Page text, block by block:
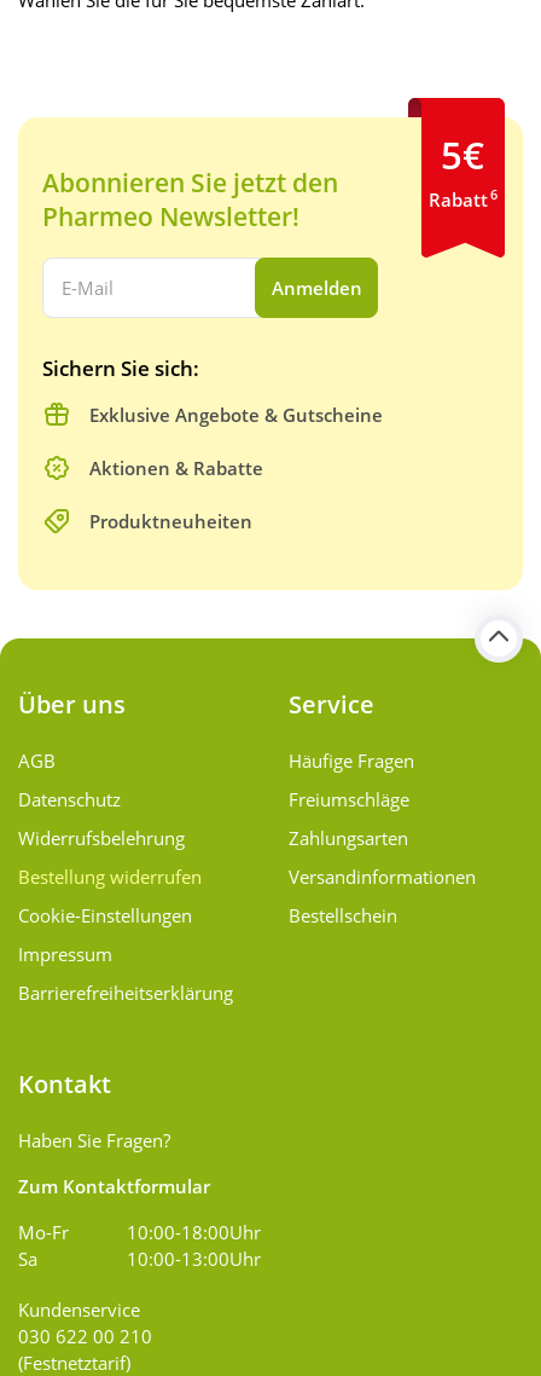
Abonnieren Sie jetzt den
Pharmeo Newsletter!
Ihre E-Mail Adresse:
Anmelden
Sichern Sie sich:
Exklusive Angebote & Gutscheine
Aktionen & Rabatte
Produktneuheiten
5€
Rabatt6
Über uns
AGB
Datenschutz
Widerrufsbelehrung
Bestellung widerrufen
Cookie-Einstellungen
Impressum
Barrierefreiheitserklärung
Service
Häufige Fragen
Freiumschläge
Zahlungsarten
Versand­informationen
Bestellschein
Kontakt
Haben Sie Fragen?
Zum Kontaktformular
Mo-Fr
10:00-18:00Uhr
Sa
10:00-13:00Uhr
Kundenservice
030 622 00 210
(Festnetztarif)